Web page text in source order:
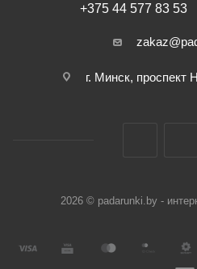
+375 44 577 83 53
г. Минск, проспект
2026 © padarunki.by -